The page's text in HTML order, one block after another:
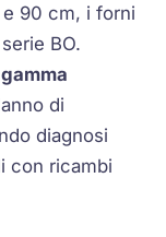
90 cm, i forni
BO.
di
diagnosi
con ricambi